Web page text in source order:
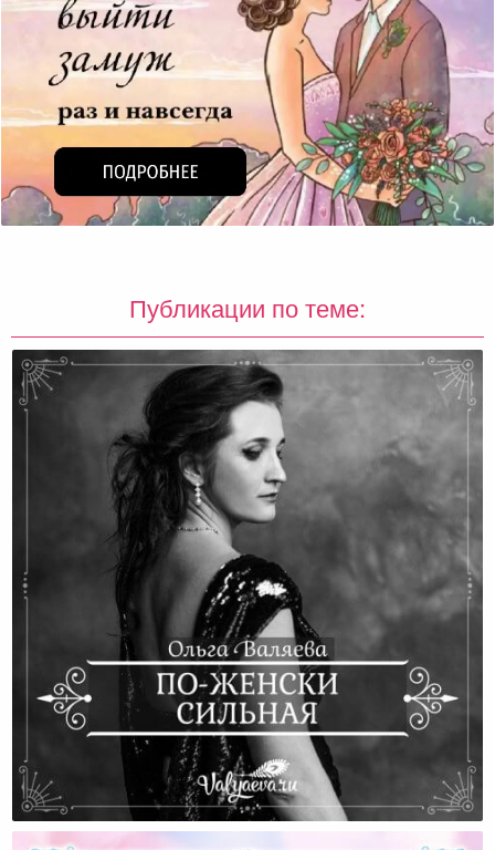
Публикации по теме:
По-Женски Сильная